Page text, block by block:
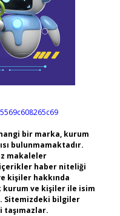
bir marka, kurum
bulunmamaktadır.
makaleler
haber niteliği
kişiler hakkında
kurum ve kişiler ile isim
Sitemizdeki bilgiler